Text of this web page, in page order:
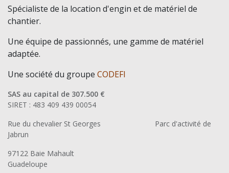
Spécialiste de la location d'engin et de matériel de
chantier.
Une équipe de passionnés, une gamme de matériel
adaptée.
Une société du groupe CODEFI
SAS au capital de 307.500 €
SIRET : 483 409 439 00054
Rue du chevalier St Georges
​Parc d'activité de
Jabrun
97122 Baie Mahault
Guadeloupe